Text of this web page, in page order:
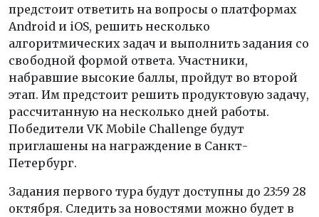
предстоит ответить на вопросы о платформах
Android и iOS, решить несколько
алгоритмических задач и выполнить задания со
свободной формой ответа. Участники,
набравшие высокие баллы, пройдут во второй
этап. Им предстоит решить продуктовую задачу,
рассчитанную на несколько дней работы.
Победители VK Mobile Challenge будут
приглашены на награждение в Санкт-
Петербург.
Задания первого тура будут доступны до 23:59 28
октября. Следить за новостями можно будет в